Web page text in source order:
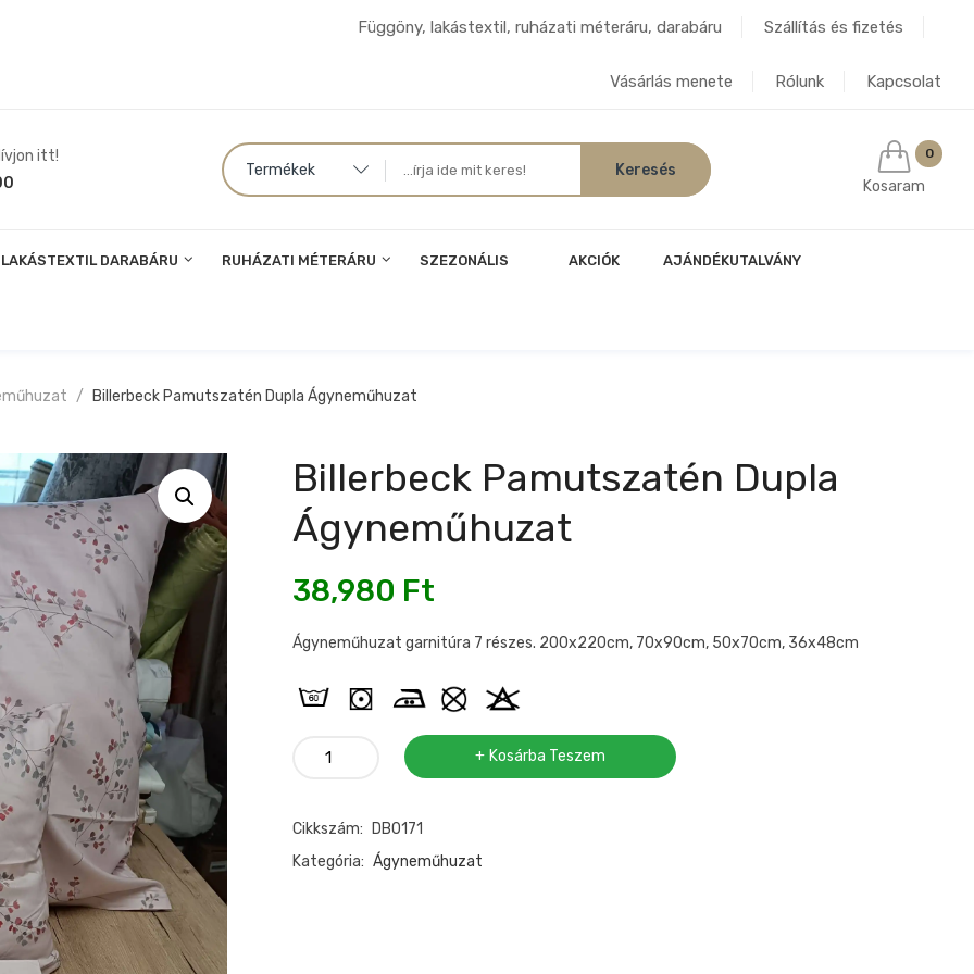
Függöny, lakástextil, ruházati méteráru, darabáru Szállítás és fizetés
Vásárlás menete Rólunk Kapcsolat
itt!
Termékek
0
Kosaram
LAKÁSTEXTIL DARABÁRU RUHÁZATI MÉTERÁRU SZEZONÁLIS AKCIÓK AJÁNDÉKUTALVÁNY
Billerbeck Pamutszatén Dupla Ágyneműhuzat
Billerbeck Pamutszatén Dupla
Ágyneműhuzat
38,980 Ft
Ágyneműhuzat garnitúra 7 részes. 200x220cm, 70x90cm, 50x70cm, 36x48cm
Billerbeck
ágyneműhuzat
mennyiség
Kosárba Teszem
Cikkszám:
DB0171
Kategória: Ágyneműhuzat